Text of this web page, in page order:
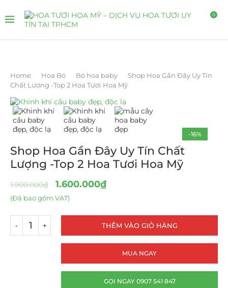
0
Home Hoa Bó Bó hoa baby
Shop Hoa Gần Đây Uy Tín
Chất Lượng -Top 2 Hoa Tươi Hoa Mỹ
-16%
Shop Hoa Gần Đây Uy Tín Chất
Lượng -Top 2 Hoa Tươi Hoa Mỹ
1.900.000₫ 1.600.000₫
(Đã bao gồm VAT)
THÊM VÀO GIỎ HÀNG
MUA NGAY
GỌI NGAY 0907 541 847